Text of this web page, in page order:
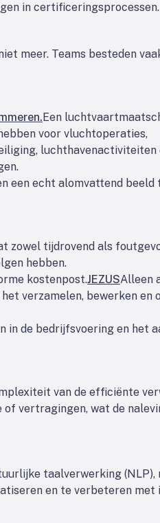
in certificeringsprocessen.
meer. Teams besteden
Een
voor vluchtoperaties,
luchthavenactiviteiten
een echt alomvattend beeld
zowel tijdrovend als
hebben.
kostenpost.JEZUSAlleen
verzamelen, bewerken en
de bedrijfsvoering en het
van de efficiënte
vertragingen, wat de
taalverwerking (NLP),
en te verbeteren